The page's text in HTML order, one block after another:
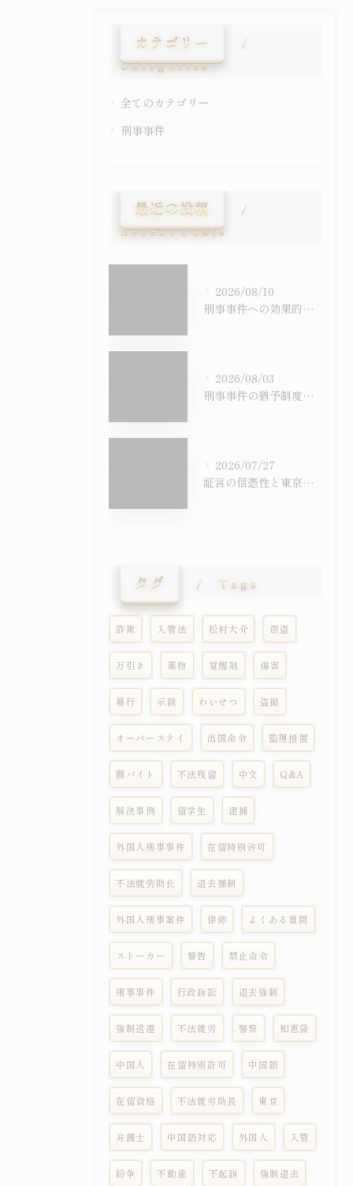
カテゴリー
Categories
全てのカテゴリー
刑事事件
最近の投稿
Recent Posts
2026/08/10
刑事事件への効果的アプローチを理解し新たな視点で考える方法
2026/08/03
刑事事件の猶予制度を徹底比較し判決後の影響や前科の有無まで具体的に解説
2026/07/27
証言の信憑性と東京都国立市における刑事事件での証拠の扱いを徹底解説
タグ Tags
詐欺 入管法 松村大介 窃盗
万引き 薬物 覚醒剤 傷害
暴行 示談 わいせつ 盗撮
オーバーステイ 出国命令 監理措置
闇バイト 不法残留 中文 Q&A
解決事例 留学生 逮捕
外国人刑事事件 在留特别许可
不法就劳助长 退去强制
外国人刑事案件 律师 よくある質問
ストーカー 警告 禁止命令
刑事事件 行政訴訟 退去強制
強制送還 不法就労 警察 知恵袋
中国人 在留特別許可 中国語
在留資格 不法就労助長 東京
弁護士 中国語対応 外国人 入管
紛争 不動産 不起訴 強制退去